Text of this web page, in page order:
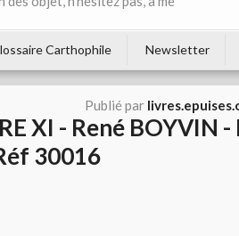
Carthophile Newsletter
Publié par
XI - René BOYVIN -
30016